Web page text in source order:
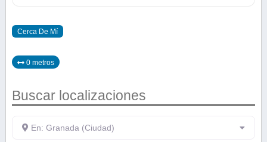
Cerca De Mí
0 metros
Buscar localizaciones
En: Granada (Ciudad)